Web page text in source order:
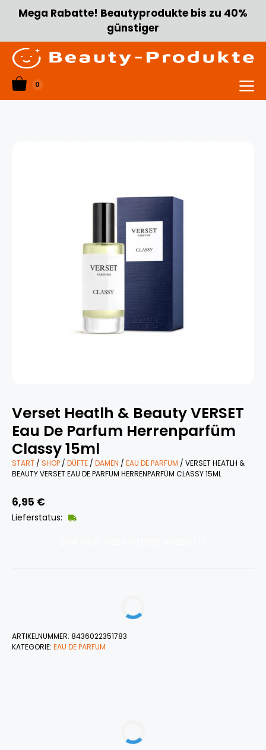
Zum
Inhalt
Mega Rabatte! Beautyprodukte bis zu 40%
günstiger
0
Menü
Verset Heatlh & Beauty VERSET
Eau De Parfum Herrenparfüm
Classy 15ml
START / SHOP / DÜFTE / DAMEN / EAU DE PARFUM / VERSET HEATLH &
BEAUTY VERSET EAU DE PARFUM HERRENPARFÜM CLASSY 15ML
6,95 €
Lieferstatus:
ARTIKELNUMMER: 8436022351783
KATEGORIE: EAU DE PARFUM